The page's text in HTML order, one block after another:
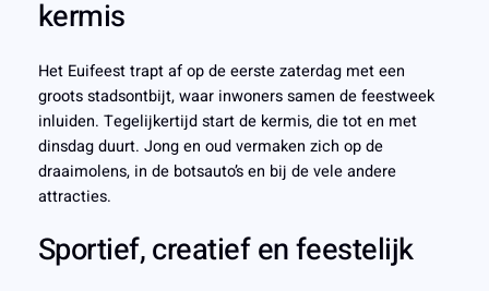
kermis
Het Euifeest trapt af op de eerste zaterdag met een
groots stadsontbijt, waar inwoners samen de feestweek
inluiden. Tegelijkertijd start de kermis, die tot en met
dinsdag duurt. Jong en oud vermaken zich op de
draaimolens, in de botsauto’s en bij de vele andere
attracties.
Sportief, creatief en feestelijk